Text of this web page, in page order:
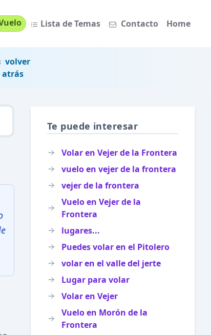
Lista de Temas Contacto Home
volver
atrás
Te puede interesar
Volar en Vejer de la Frontera
vuelo en vejer de la frontera
vejer de la frontera
Vuelo en Vejer de la
Frontera
lugares...
Puedes volar en el Pitolero
volar en el valle del jerte
Lugar para volar
Volar en Vejer
Vuelo en Morón de la
Frontera